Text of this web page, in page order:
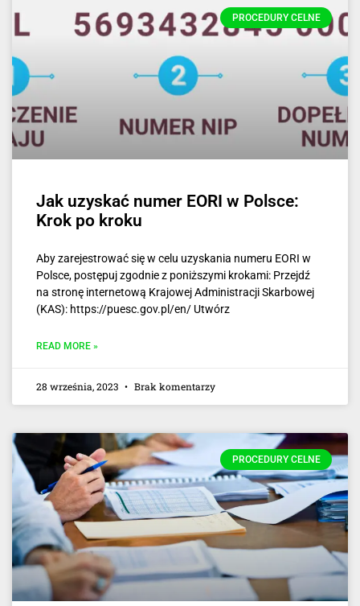
PROCEDURY CELNE
Jak uzyskać numer EORI w Polsce:
Krok po kroku
Aby zarejestrować się w celu uzyskania numeru EORI w
Polsce, postępuj zgodnie z poniższymi krokami: Przejdź
na stronę internetową Krajowej Administracji Skarbowej
(KAS): https://puesc.gov.pl/en/ Utwórz
READ MORE »
28 września, 2023 Brak komentarzy
PROCEDURY CELNE